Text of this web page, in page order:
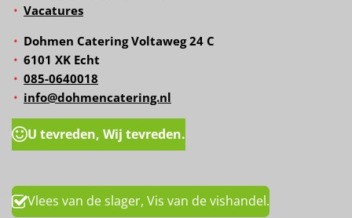
Vacatures
Dohmen Catering Voltaweg 24 C
6101 XK Echt
085-0640018
info@dohmencatering.nl
U tevreden, Wij tevreden.
Vlees van de slager, Vis van de vishandel.